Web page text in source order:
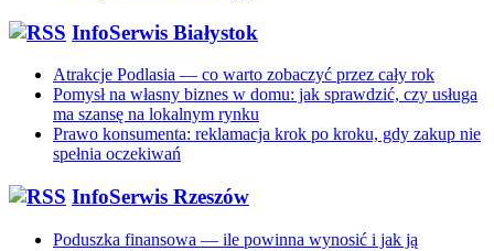
InfoSerwis Białystok
Atrakcje Podlasia — co warto zobaczyć przez cały rok
Pomysł na własny biznes w domu: jak sprawdzić, czy usługa
ma szansę na lokalnym rynku
Prawo konsumenta: reklamacja krok po kroku, gdy zakup nie
spełnia oczekiwań
InfoSerwis Rzeszów
Poduszka finansowa — ile powinna wynosić i jak ją